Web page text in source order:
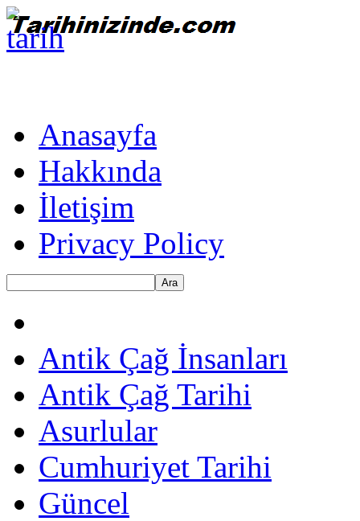
Anasayfa
Hakkında
İletişim
Privacy Policy
Ara
Antik Çağ İnsanları
Antik Çağ Tarihi
Asurlular
Cumhuriyet Tarihi
Güncel